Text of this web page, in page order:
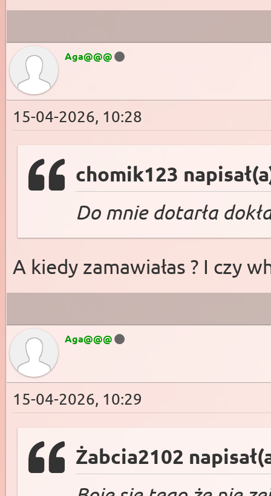
Aga@@@
15-04-2026, 10:28
chomik123
Do mnie dotarła
A kiedy zamawiałas ? I czy
Aga@@@
15-04-2026, 10:29
Żabcia2102